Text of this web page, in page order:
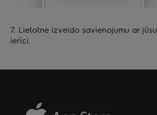
7. Lietotne izveido savienojumu ar jūsu
ierīci.